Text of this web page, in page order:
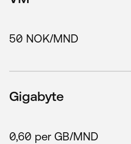
50 NOK/MND
Gigabyte
0,60 per GB/MND